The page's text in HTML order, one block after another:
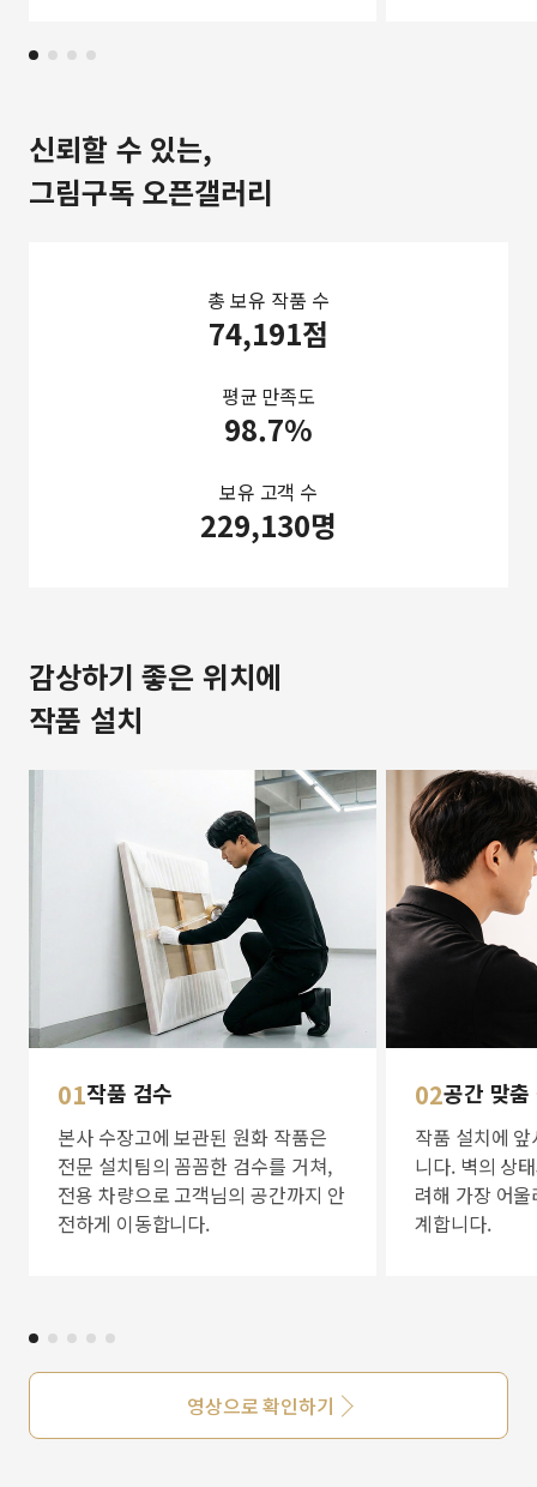
신뢰할 수 있는,
그림구독 오픈갤러리
총 보유 작품 수
74,191점
평균 만족도
98.7%
보유 고객 수
229,130명
감상하기 좋은 위치에
작품 설치
01작품 검수
본사 수장고에 보관된 원화 작품은
전문 설치팀의 꼼꼼한 검수를 거쳐,
전용 차량으로 고객님의 공간까지 안
전하게 이동합니다.
02공간 맞
작품 설치에
니다. 벽의 상
려해 가장 어
계합니다.
영상으로 확인하기